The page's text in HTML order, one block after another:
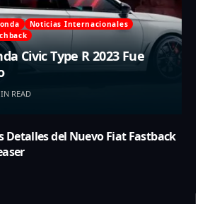
Noticias Internacionales
Civic Type R 2023 Fue
READ
Detalles del Nuevo Fiat Fastback